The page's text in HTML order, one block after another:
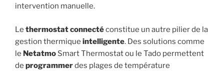
intervention manuelle.
Le thermostat connectéconstitue un autre pilier de la
gestion thermique intelligente. Des solutions comme
le Netatmo Smart Thermostat ou le Tado permettent
de programmerdes plages de température